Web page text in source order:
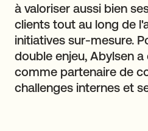
à valoriser aussi bien
clients tout au long de
initiatives sur-mesure.
double enjeu, Abylsen
comme partenaire de
challenges internes et